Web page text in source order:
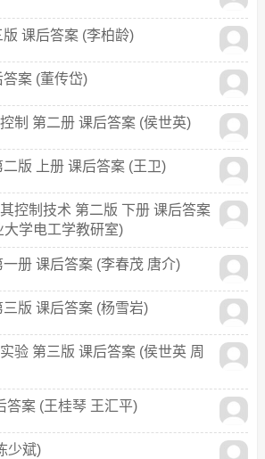
课后答案 (李柏龄)
案 (董传岱)
制 第二册 课后答案 (侯世英)
版 上册 课后答案 (王卫)
控制技术 第二版 下册 课后答案
学电工学教研室)
册 课后答案 (李春茂 唐介)
版 课后答案 (杨雪岩)
验 第三版 课后答案 (侯世英 周
答案 (王桂琴 王汇平)
少斌)